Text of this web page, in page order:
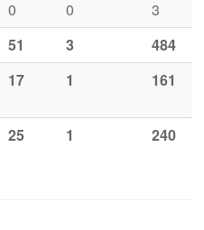
0 0
3
51 3
484
17 1 161
25 1 240